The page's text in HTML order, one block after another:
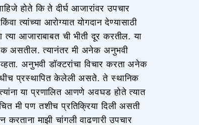
होते कि ते दीर्घ आजारांवर उपचार
त्यांच्या आरोग्यात योगदान देण्यासाठी
आजाराबाबत ची भीती दूर करतील. या
असतील. त्यानंतर मी अनेक अनुभवी
अनुभवी डॉक्टरांचा विचार करता अनेक
प्रस्थापित केलेली असते. ते स्थानिक
या प्रणालित आणणे अवघड होते त्यात
मी पण तशीच प्रतिक्रिया दिली असती
माझी चांगली वाढणारी उपचार